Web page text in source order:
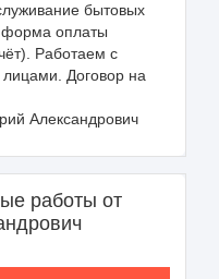
бытовых
форма оплаты
Работаем с
Договор на
Александрович
работы от